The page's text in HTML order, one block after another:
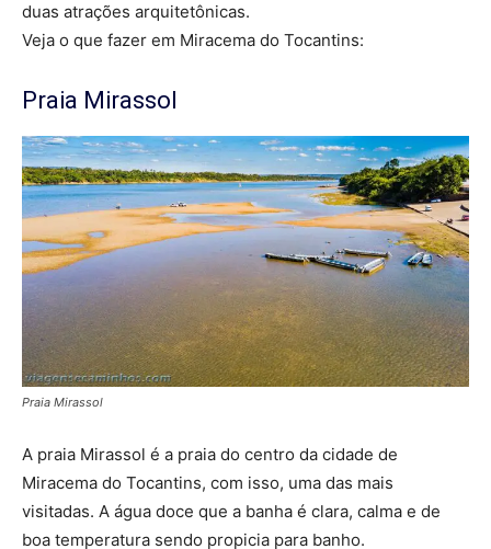
duas atrações arquitetônicas.
Veja o que fazer em Miracema do Tocantins:
Praia Mirassol
Praia Mirassol
A praia Mirassol é a praia do centro da cidade de
Miracema do Tocantins, com isso, uma das mais
visitadas. A água doce que a banha é clara, calma e de
boa temperatura sendo propicia para banho.